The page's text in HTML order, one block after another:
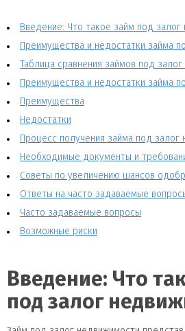
Введение: Что такое займ под залог
Преимущества и недостатки займа
Таблица сравнения займов под
Преимущества и недостатки займа
Преимущества
Недостатки
Процесс получения займа под залог
Необходимые документы и
Советы по увеличению шансов
Ответы на часто задаваемые
Часто задаваемые вопросы
Возможные риски
Введение: Что
под залог